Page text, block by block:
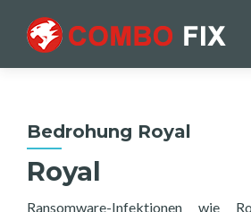
Bedrohung Royal
Royal
Ransomware-Infektionen wie